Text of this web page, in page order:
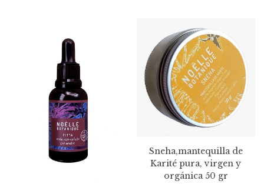
Sneha,mantequilla de
Karité pura, virgen y
orgánica 50 gr